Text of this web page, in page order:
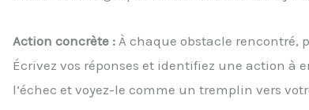
Action concrète : À chaque obstacle rencontré,
Écrivez vos réponses et identifiez une action à
l’échec et voyez-le comme un tremplin vers